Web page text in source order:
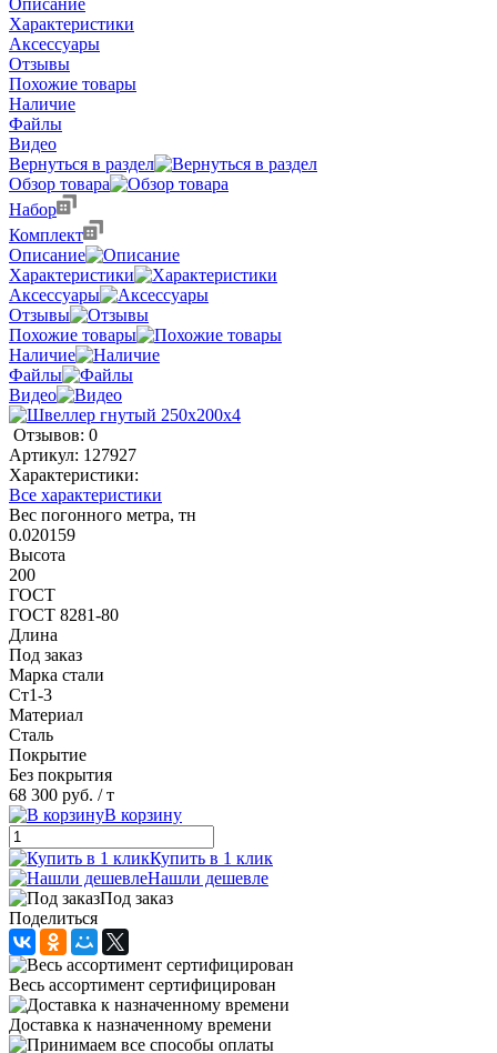
Характеристики
Аксессуары
Отзывы
Похожие товары
Наличие
Файлы
Видео
Вернуться в раздел
Обзор товара
Набор
Комплект
Описание
Характеристики
Аксессуары
Отзывы
Похожие товары
Наличие
Файлы
Видео
Отзывов: 0
Артикул: 127927
Характеристики:
Все характеристики
Вес погонного метра, тн
0.020159
Высота
200
ГОСТ
ГОСТ 8281-80
Длина
Под заказ
Марка стали
Ст1-3
Материал
Сталь
Покрытие
Без покрытия
68 300 руб. / т
В корзину
Купить в 1 клик
Нашли дешевле
Под заказ
Поделиться
Весь ассортимент сертифицирован
Доставка к назначенному времени